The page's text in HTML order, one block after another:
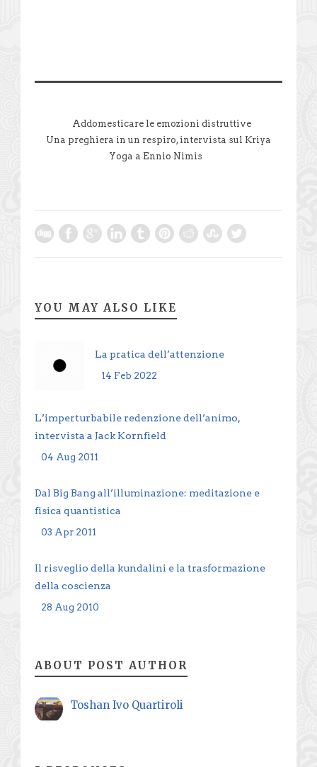
Addomesticare le emozioni distruttive
Una preghiera in un respiro, intervista sul Kriya
Yoga a Ennio Nimis
YOU MAY ALSO LIKE
La pratica dell’attenzione
14 Feb 2022
L’imperturbabile redenzione dell’animo,
intervista a Jack Kornfield
04 Aug 2011
Dal Big Bang all’illuminazione: meditazione e
fisica quantistica
03 Apr 2011
Il risveglio della kundalini e la trasformazione
della coscienza
28 Aug 2010
ABOUT POST AUTHOR
Toshan Ivo Quartiroli